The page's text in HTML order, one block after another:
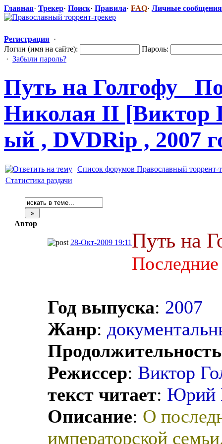
Главная· Трекер· Поиск· Правила· FAQ· Личные сообщения
Регистрация ·
Логин (имя на сайте):
Пароль:
· Забыли пароль?
Путь на Голгофу_
Николая II [Виктор
ый , DVDRip , 2007
Список форумов Православный торрент-
Статистика раздачи
Автор
28-Окт-2009 19:11 Путь на
Год выпуска: 2007
Жанр:
Продолжительность
Режиссер: Виктор
текст читает: Юрий
Описание: О
императорской